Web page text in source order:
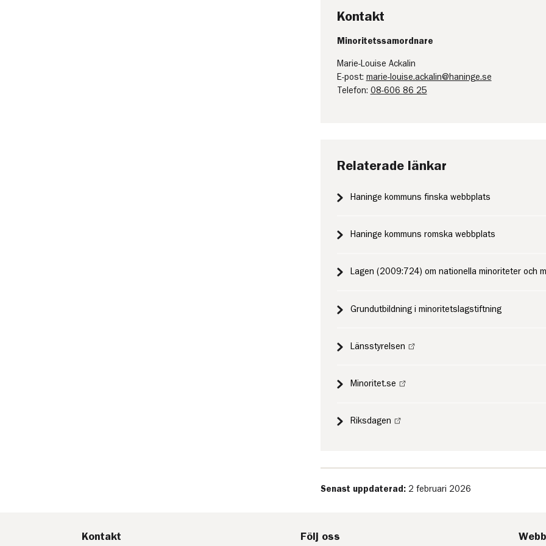
Kontakt
Minoritetssamordnare
Marie-Louise Ackalin
E-post: marie-louise.ackalin@haninge.se
Telefon: 08-606 86 25
Relaterade länkar
Haninge kommuns finska webbplats
Haninge kommuns romska webbplats
Lagen (2009:724) om nationella minoriteter och
Grundutbildning i minoritetslagstiftning
Länsstyrelsen
Minoritet.se
Riksdagen
Senast uppdaterad: 2 februari 2026
Kontakt Följ oss